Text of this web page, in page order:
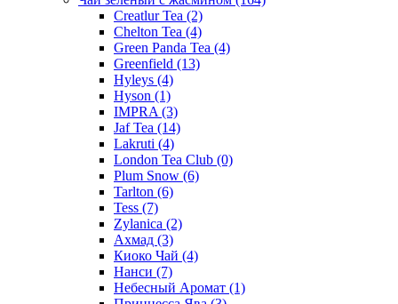
Creatlur Tea (2)
Chelton Tea (4)
Green Panda Tea (4)
Greenfield (13)
Hyleys (4)
Hyson (1)
IMPRA (3)
Jaf Tea (14)
Lakruti (4)
London Tea Club (0)
Plum Snow (6)
Tarlton (6)
Tess (7)
Zylanica (2)
Ахмад (3)
Киоко Чай (4)
Нанси (7)
Небесный Аромат (1)